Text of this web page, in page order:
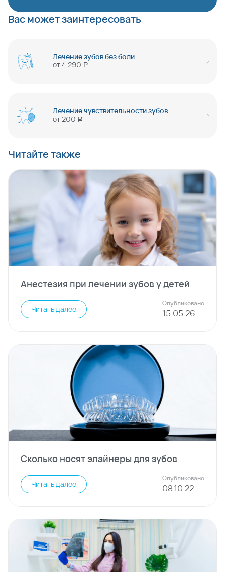
Вас может заинтересовать
Лечение зубов без боли
от4 290 руб
Лечение чувствительности зубов
от 200 руб
Читайте также
Анестезия при лечении зубов у детей
Читать далее
Опубликовано
15.05.26
Сколько носят элайнеры для зубов
Читать далее
Опубликовано
08.10.22